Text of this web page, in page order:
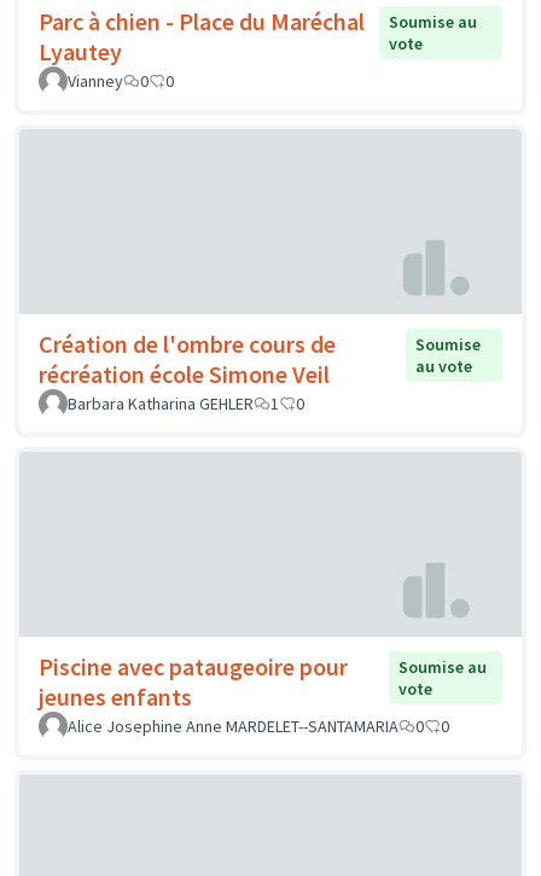
Parc à chien - Place du Maréchal
Lyautey
Soumise au
vote
Vianney
0 0
Création de l'ombre cours de
récréation école Simone Veil
Soumise
au vote
Barbara Katharina GEHLER
1 0
Piscine avec pataugeoire pour
jeunes enfants
Soumise au
vote
Alice Josephine Anne MARDELET--SANTAMARIA
0 0